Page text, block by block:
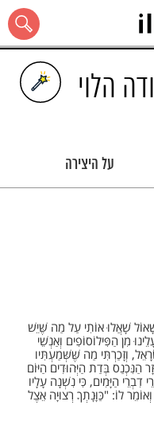
הלוי
על היצירה
שָׁאֲלוּ אוֹתִי עַל מַה שֶּׁיֵשׁ
מִן הַפִּילוֹסוֹפִים וְאַנְשֵׁי
וְזָכַרְתִּי מַה שֶּׁשְּׁמַעְתִּיו
הַנִּכְנַס בְּדַת הַיְּהוּדִים הַיּוֹם
הַיָּמִים, כִּי נִשְׁנָה עָלָיו
לוֹ: "כַּוָּנָתְךָ רְצוּיָה אֵצֶל